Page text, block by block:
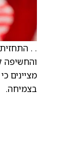
מציינים
בצמיחה.